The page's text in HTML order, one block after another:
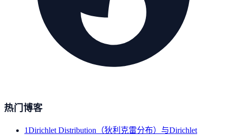
热门博客
1Dirichlet Distribution（狄利克雷分布）与Dirichlet